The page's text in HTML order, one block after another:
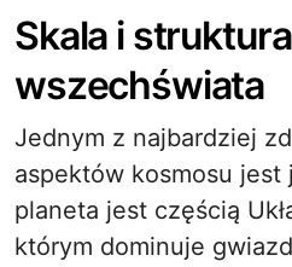
Skala i struktura
wszechświata
Jednym z najbardziej
aspektów kosmosu jest
planeta jest częścią
którym dominuje